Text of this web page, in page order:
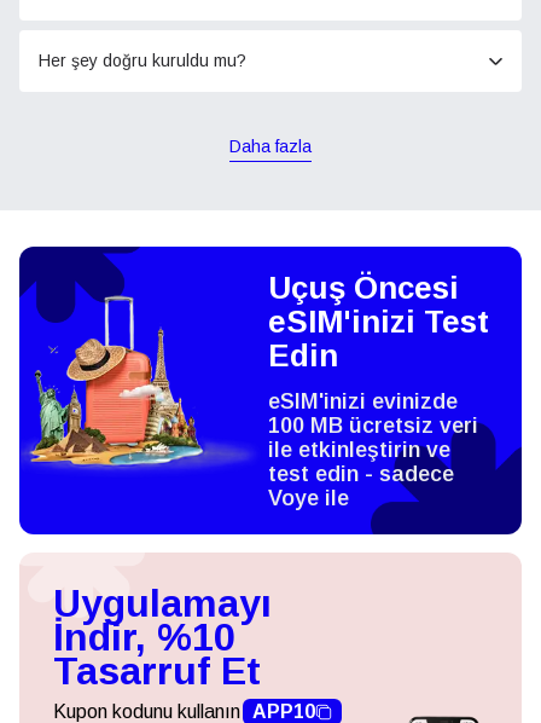
Her şey doğru kuruldu mu?
Daha fazla
Uçuş Öncesi
eSIM'inizi Test
Edin
eSIM'inizi evinizde
100 MB ücretsiz veri
ile etkinleştirin ve
test edin - sadece
Voye ile
Uygulamayı
İndir, %10
Tasarruf Et
Kupon kodunu kullanın APP10